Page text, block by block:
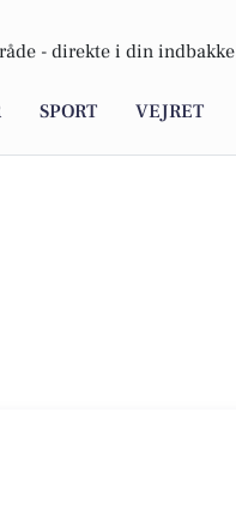
- direkte i din indbakke
SPORT VEJRET